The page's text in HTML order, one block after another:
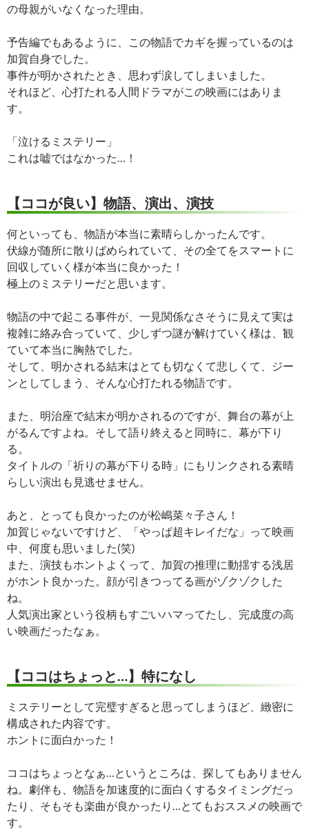
の母親がいなくなった理由。
予告編でもあるように、この物語でカギを握っているのは
加賀自身でした。
事件が明かされたとき、思わず涙してしまいました。
それほど、心打たれる人間ドラマがこの映画にはありま
す。
「泣けるミステリー」
これは嘘ではなかった…！
【ココが良い】物語、演出、演技
何といっても、物語が本当に素晴らしかったんです。
伏線が随所に散りばめられていて、その全てをスマートに
回収していく様が本当に良かった！
極上のミステリーだと思います。
物語の中で起こる事件が、一見関係なさそうに見えて実は
複雑に絡み合っていて、少しずつ謎が解けていく様は、観
ていて本当に胸熱でした。
そして、明かされる結末はとても切なくて悲しくて、ジー
ンとしてしまう、そんな心打たれる物語です。
また、明治座で結末が明かされるのですが、舞台の幕が上
がるんですよね。そして語り終えると同時に、幕が下り
る。
タイトルの「祈りの幕が下りる時」にもリンクされる素晴
らしい演出も見逃せません。
あと、とっても良かったのが松嶋菜々子さん！
加賀じゃないですけど、「やっぱ超キレイだな」って映画
中、何度も思いました(笑)
また、演技もホントよくって、加賀の推理に動揺する浅居
がホント良かった。顔が引きつってる画がゾクゾクした
ね。
人気演出家という役柄もすごいハマってたし、完成度の高
い映画だったなぁ。
【ココはちょっと…】特になし
ミステリーとして完璧すぎると思ってしまうほど、緻密に
構成された内容です。
ホントに面白かった！
ココはちょっとなぁ…というところは、探してもありません
ね。劇伴も、物語を加速度的に面白くするタイミングだっ
たり、そもそも楽曲が良かったり…とてもおススメの映画で
す。